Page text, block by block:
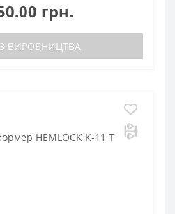
грн.
ВИРОБНИЦТВА